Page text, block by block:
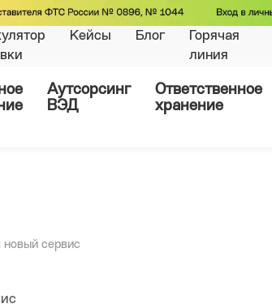
Кейсы Блог
Горячая
линия
Аутсорсинг
ВЭД
Ответственное
хранение
сервис